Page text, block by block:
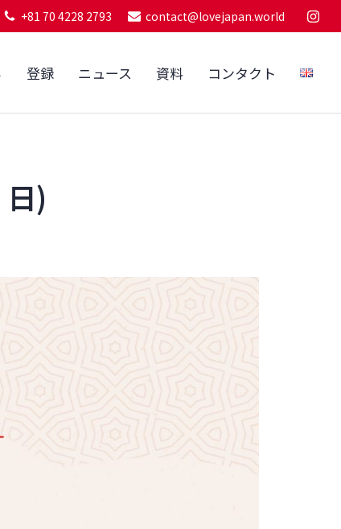
+81 70 4228 2793 contact@lovejapan.world
登録 ニュース 資料 コンタクト
)